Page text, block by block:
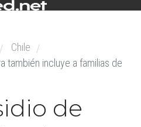
/ Chile /
también incluye a familias de
de